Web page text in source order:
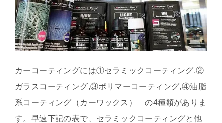
カーコーティングには①セラミックコーティング,②
ガラスコーティング,③ポリマーコーティング,④油脂
系コーティング（カーワックス） の4種類がありま
す。早速下記の表で、セラミックコーティングと他